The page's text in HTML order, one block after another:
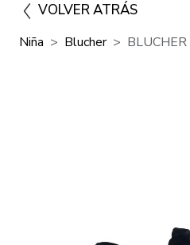
VOLVER ATRÁS
Niña Blucher